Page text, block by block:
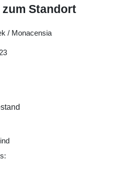
Standort
/ Monacensia